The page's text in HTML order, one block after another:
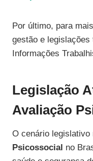
Por último, para
gestão e
Informações
Legislação
Avaliação
O cenário legislativo
Psicossocial no